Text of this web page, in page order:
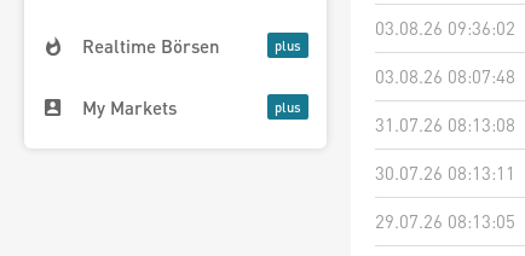
Realtime Börsen
My Markets
03.08.26 09:36:02
03.08.26 08:07:48
31.07.26 08:13:08
30.07.26 08:13:11
29.07.26 08:13:05